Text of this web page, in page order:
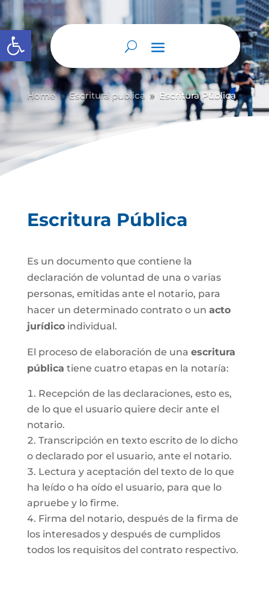
Abrir barra de herramientas
Home 9 Escritura publica 9 Escritura Pública
Escritura Pública
Es un documento que contiene la
declaración de voluntad de una o varias
personas, emitidas ante el notario, para
hacer un determinado contrato o un acto
jurídicoindividual.
El proceso de elaboración de una escritura
pública tiene cuatro etapas en la notaría:
Recepción de las declaraciones, esto es,
de lo que el usuario quiere decir ante el
notario.
Transcripción en texto escrito de lo dicho
o declarado por el usuario, ante el notario.
Lectura y aceptación del texto de lo que
ha leído o ha oído el usuario, para que lo
apruebe y lo firme.
Firma del notario, después de la firma de
los interesados y después de cumplidos
todos los requisitos del contrato respectivo.